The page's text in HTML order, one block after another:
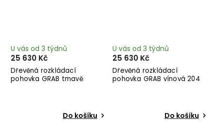
Dřevěná rozkládací
pohovka GRAB tmavě
U vás od 3 týdnů
25 630 Kč
Do košíku
Dřevěná rozkládací
pohovka GRAB vínová 204
U vás od 3 týdnů
25 630 Kč
Do košíku